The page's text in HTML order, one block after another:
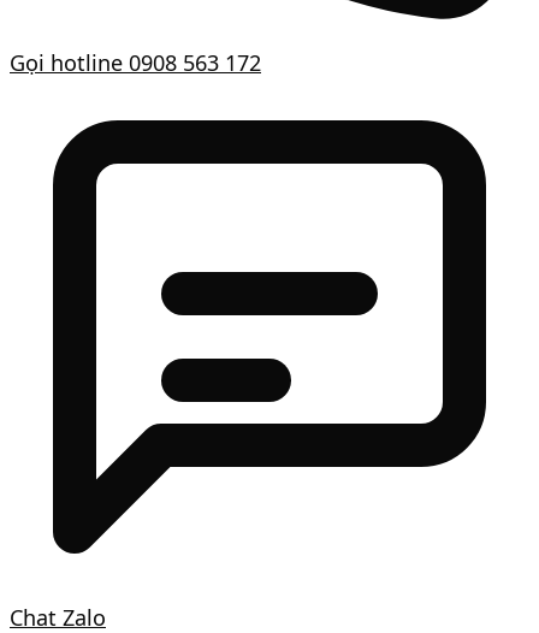
Gọi hotline 0908 563 172
Chat Zalo